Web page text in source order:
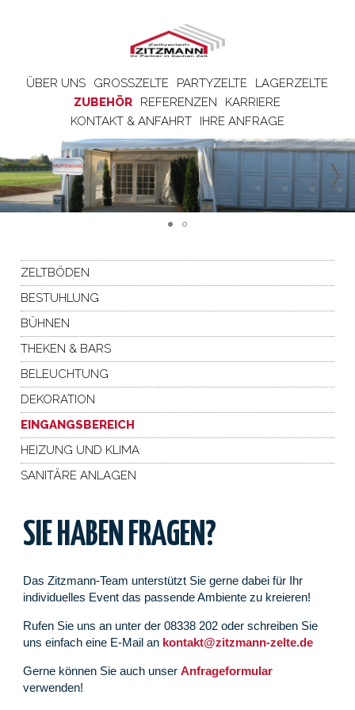
ÜBER UNS GROSSZELTE PARTYZELTE
LAGERZELTE
ZUBEHÖR
REFERENZEN
KARRIERE
KONTAKT & ANFAHRT
IHRE ANFRAGE
ZELTBÖDEN
BESTUHLUNG
BÜHNEN
THEKEN & BARS
BELEUCHTUNG
DEKORATION
EINGANGSBEREICH
HEIZUNG UND KLIMA
SANITÄRE ANLAGEN
SIE HABEN FRAGEN?
Das Zitzmann-Team unterstützt Sie gerne dabei für Ihr
individuelles Event das passende Ambiente zu kreieren!
Rufen Sie uns an unter der 08338 202 oder schreiben Sie
uns einfach eine E-Mail an kontakt@zitzmann-zelte.de
Gerne können Sie auch unserAnfrageformular
verwenden!